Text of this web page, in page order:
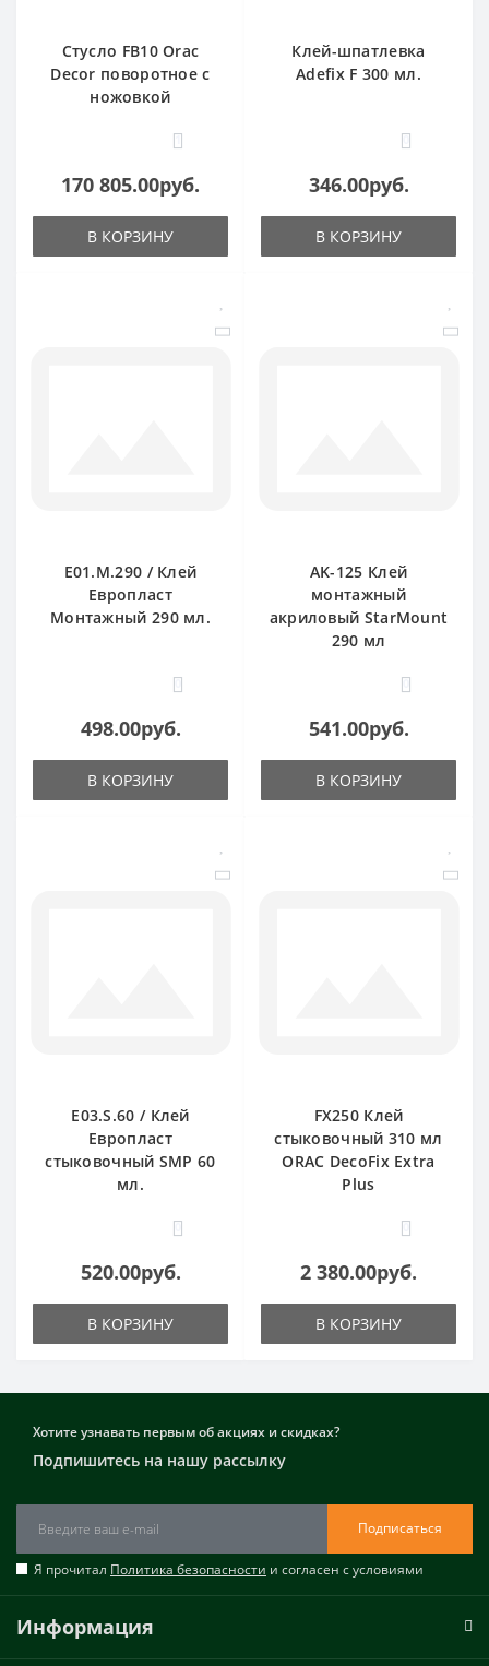
Стусло FB10 Orac
Decor поворотное с
ножовкой
1
170 805.00руб.
В КОРЗИНУ
Клей-шпатлевка
Adefix F 300 мл.
0
346.00руб.
В КОРЗИНУ
E01.M.290 / Клей
Европласт
Монтажный 290 мл.
0
498.00руб.
В КОРЗИНУ
AK-125 Клей
монтажный
акриловый StarMount
290 мл
0
541.00руб.
В КОРЗИНУ
E03.S.60 / Клей
Европласт
стыковочный SMP 60
мл.
0
520.00руб.
В КОРЗИНУ
FX250 Клей
стыковочный 310 мл
ORAC DecoFix Extra
Plus
0
2 380.00руб.
В КОРЗИНУ
Хотите узнавать первым об акциях и скидках?
Подпишитесь на нашу рассылку
Подписаться
Я прочитал Политика безопасности и согласен с условиями
Информация